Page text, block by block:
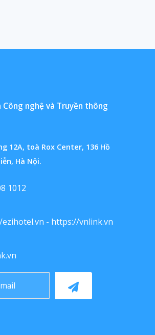
Công nghệ và Truyền thông
12A, toà Rox Center, 136 Hồ
Hà Nội.
1012
- https://vnlink.vn